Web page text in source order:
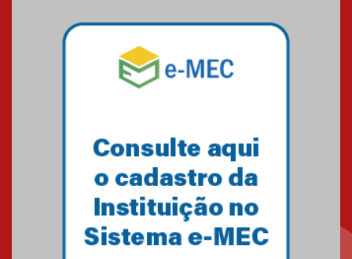
Mackenzie mobiliza campanha
solidária para apoiar famílias em
Minas Gerais
Primeiro culto do ano ressalta o
27.02.2026